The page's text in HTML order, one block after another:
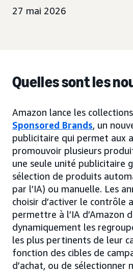
27 mai 2026
Quelles sont les
Amazon lance les collections
Sponsored Brands, un
publicitaire qui permet aux
promouvoir plusieurs
une seule unité publicitaire
sélection de produits
par l’IA) ou manuelle. Les
choisir d’activer le contrôle
permettre à l’IA d’Amazon
dynamiquement les
les plus pertinents de leur
fonction des cibles de
d’achat, ou de sélectionner